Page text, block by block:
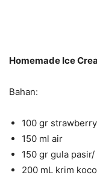
Homemade Ice
Bahan:
100 gr strawberry
150 ml air
150 gr gula
200 mL krim